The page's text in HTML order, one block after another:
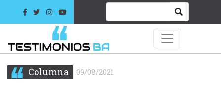
Columna 09/08/2021